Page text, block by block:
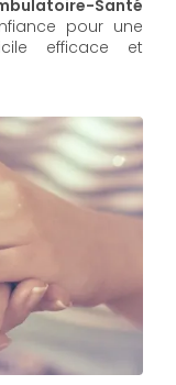
Santé
pour une
efficace et